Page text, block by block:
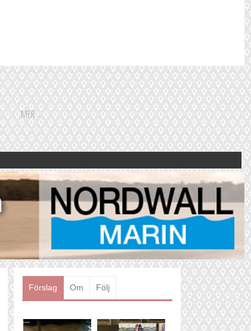
MER...
Förslag Om Följ
Shoppingguiden är främst
framtagen för vår huvudstads
besökare